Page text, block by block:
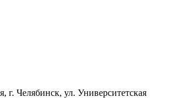
г. Челябинск, ул. Университетская